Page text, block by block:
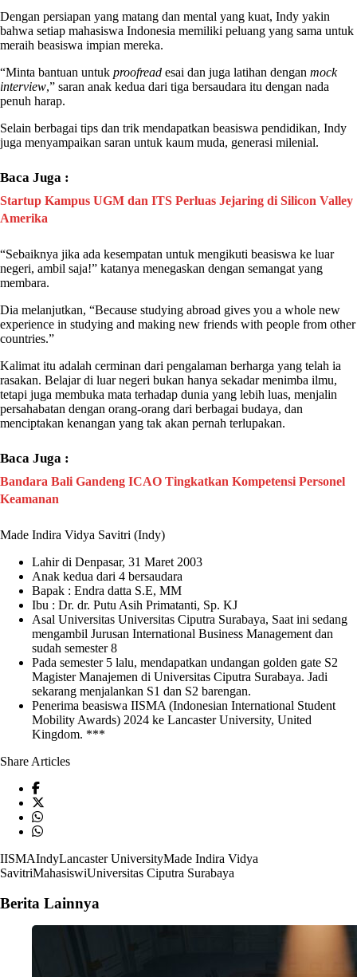
Dengan persiapan yang matang dan mental yang kuat, Indy yakin
bahwa setiap mahasiswa Indonesia memiliki peluang yang sama untuk
meraih beasiswa impian mereka.
“Minta bantuan untuk proofread esai dan juga latihan dengan mock
interview,” saran anak kedua dari tiga bersaudara itu dengan nada
penuh harap.
Selain berbagai tips dan trik mendapatkan beasiswa pendidikan, Indy
juga menyampaikan saran untuk kaum muda, generasi milenial.
Baca Juga :
Startup Kampus UGM dan ITS Perluas Jejaring di Silicon Valley
Amerika
“Sebaiknya jika ada kesempatan untuk mengikuti beasiswa ke luar
negeri, ambil saja!” katanya menegaskan dengan semangat yang
membara.
Dia melanjutkan, “Because studying abroad gives you a whole new
experience in studying and making new friends with people from other
countries.”
Kalimat itu adalah cerminan dari pengalaman berharga yang telah ia
rasakan. Belajar di luar negeri bukan hanya sekadar menimba ilmu,
tetapi juga membuka mata terhadap dunia yang lebih luas, menjalin
persahabatan dengan orang-orang dari berbagai budaya, dan
menciptakan kenangan yang tak akan pernah terlupakan.
Baca Juga :
Bandara Bali Gandeng ICAO Tingkatkan Kompetensi Personel
Keamanan
Made Indira Vidya Savitri (Indy)
Lahir di Denpasar, 31 Maret 2003
Anak kedua dari 4 bersaudara
Bapak : Endra datta S.E, MM
Ibu : Dr. dr. Putu Asih Primatanti, Sp. KJ
Asal Universitas Universitas Ciputra Surabaya, Saat ini sedang
mengambil Jurusan International Business Management dan
sudah semester 8
Pada semester 5 lalu, mendapatkan undangan golden gate S2
Magister Manajemen di Universitas Ciputra Surabaya. Jadi
sekarang menjalankan S1 dan S2 barengan.
Penerima beasiswa IISMA (Indonesian International Student
Mobility Awards) 2024 ke Lancaster University, United
Kingdom. ***
Share Articles
IISMAIndyLancaster UniversityMade Indira Vidya
SavitriMahasiswiUniversitas Ciputra Surabaya
Berita Lainnya